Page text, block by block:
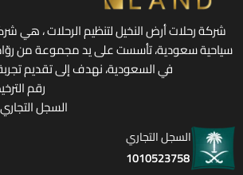
شركة رحلات أرض النخيل لتنظيم الرحلات ، هي
سياحية سعودية، تأسست على يد مجموعة من
في السعودية، نهدف إلى تقديم
رقم الترخيص :
السجل التجاري :
السجل التجاري
1010523758